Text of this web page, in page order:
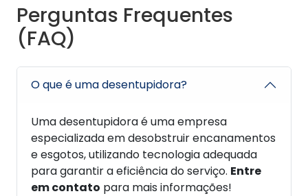
Perguntas Frequentes
(FAQ)
O que é uma desentupidora?
Uma desentupidora é uma empresa
especializada em desobstruir encanamentos
e esgotos, utilizando tecnologia adequada
para garantir a eficiência do serviço. Entre
em contato para mais informações!